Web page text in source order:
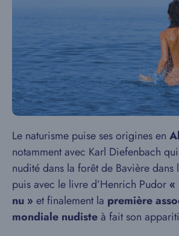
Le naturisme puise ses origines en
notamment avec Karl Diefenbach
nudité dans la forêt de Bavière dans
puis avec le livre d’Henrich Pudor«
nu » et finalement la première
mondiale nudisteà fait son